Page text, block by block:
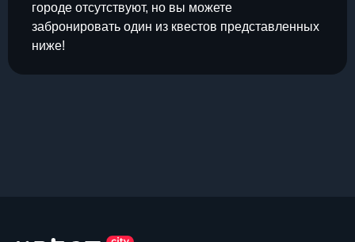
городе отсутствуют, но вы можете
забронировать один из квестов представленных
ниже!